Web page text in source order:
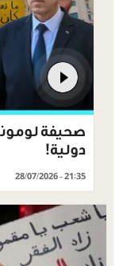
صحيفة
دولية!
28/07/2026 - 21:35